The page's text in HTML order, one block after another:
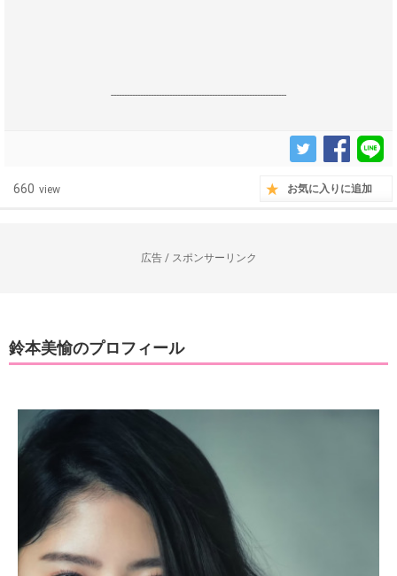
------------------------------------------------------------------
660 view お気に入りに追加
広告 / スポンサーリンク
鈴本美愉のプロフィール